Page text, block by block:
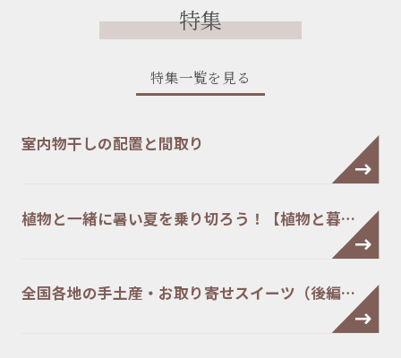
特集
特集一覧を見る
室内物干しの配置と間取り
植物と一緒に暑い夏を乗り切ろう！【植物と暮…
全国各地の手土産・お取り寄せスイーツ（後編…